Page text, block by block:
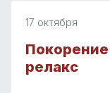
17 октября
релакс